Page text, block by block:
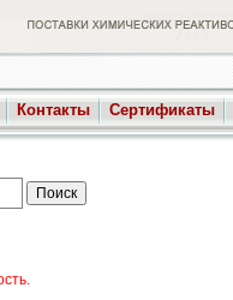
Контакты Сертификаты